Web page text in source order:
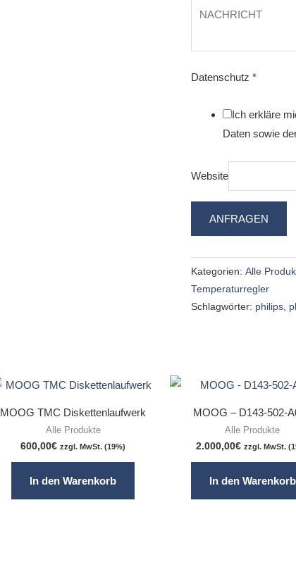
Datenschutz *
Ich erkläre
Daten sowie
Website
ANFRAGEN
Kategorien: Alle
Temperaturregler
Schlagwörter: philips
MOOG TMC Diskettenlaufwerk
Alle Produkte
600,00€ zzgl. MwSt. (19%)
In den Warenkorb
MOOG – D143-502-
Alle Produkte
2.000,00€ zzgl. MwSt.
In den Warenkorb